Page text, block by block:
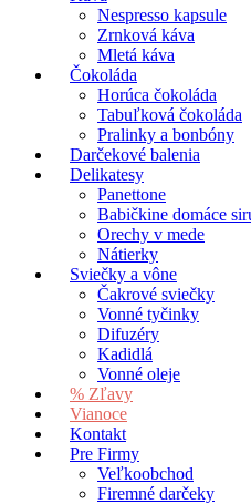
Nespresso kapsule
Zrnková káva
Mletá káva
Čokoláda
Horúca čokoláda
Tabuľková čokoláda
Pralinky a bonbóny
Darčekové balenia
Delikatesy
Panettone
Babičkine domáce
Orechy v mede
Nátierky
Sviečky a vône
Čakrové sviečky
Vonné tyčinky
Difuzéry
Kadidlá
Vonné oleje
% Zľavy
Vianoce
Kontakt
Pre Firmy
Veľkoobchod
Firemné darčeky